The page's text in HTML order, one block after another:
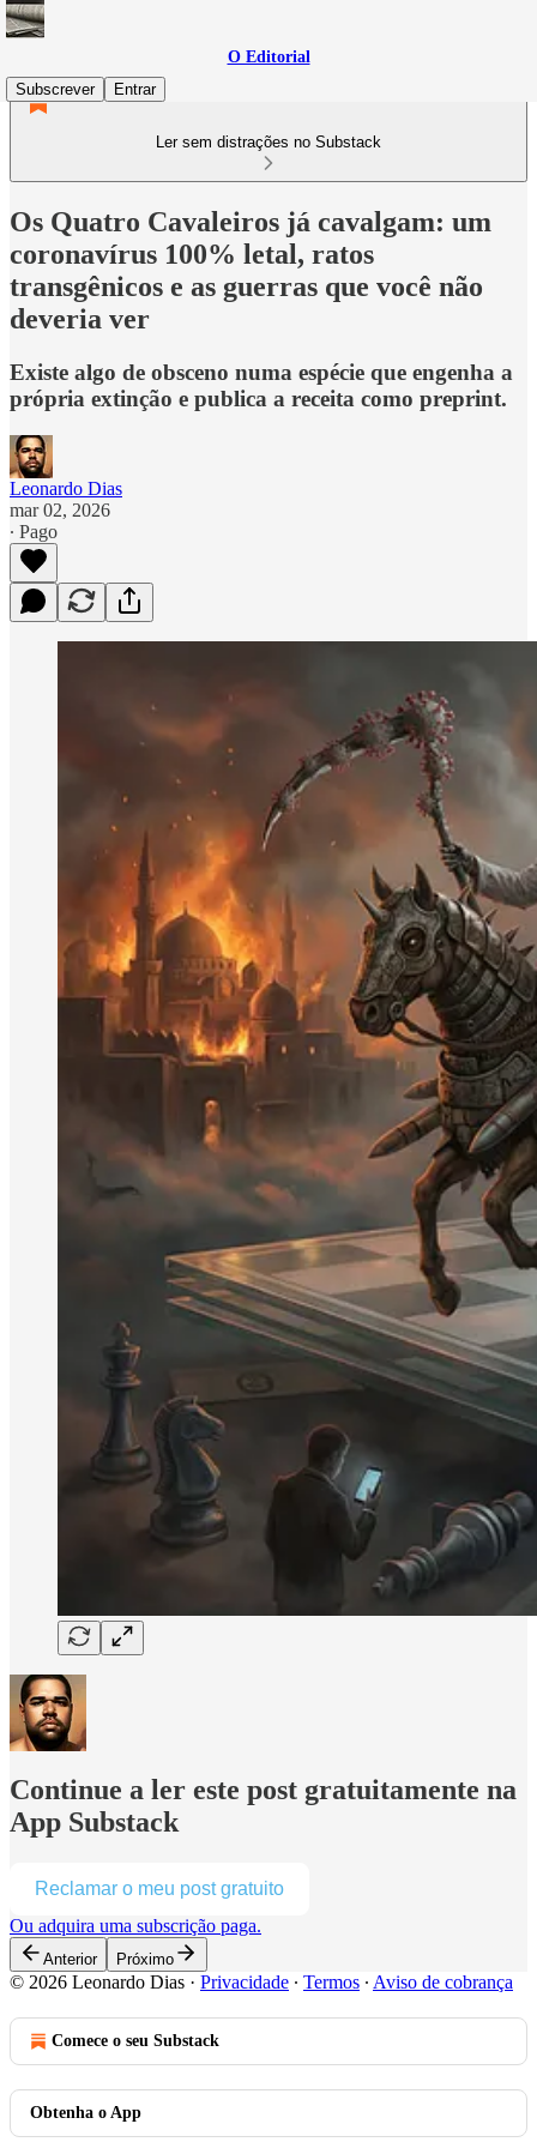
O Editorial
Subscrever
Entrar
Ler sem distrações no Substack
Os Quatro Cavaleiros já cavalgam: um
coronavírus 100% letal, ratos
transgênicos e as guerras que você não
deveria ver
Existe algo de obsceno numa espécie que engenha a
própria extinção e publica a receita como preprint.
Leonardo Dias
mar 02, 2026
∙ Pago
Continue a ler este post gratuitamente na
App Substack
Reclamar o meu post gratuito
Ou adquira uma subscrição paga.
Anterior Próximo
© 2026 Leonardo Dias · Privacidade ∙ Termos ∙ Aviso de cobrança
Comece o seu Substack
Obtenha o App